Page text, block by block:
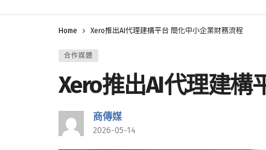
Home Xero推出AI代理建構平台 簡化中小企業財務流程
合作媒體
Xero推出AI代理建構
商傳媒
2026-05-14